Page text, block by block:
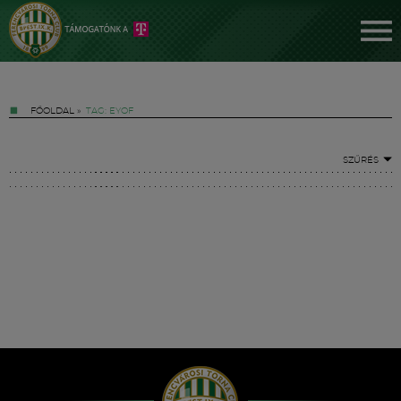
FŐOLDAL » TAG: EYOF
SZŰRÉS
Hírek